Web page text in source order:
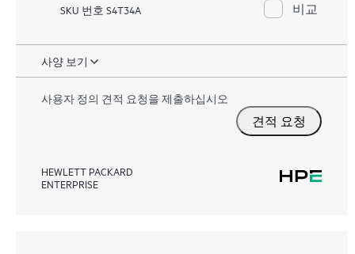
SKU 번호 S4T34A 비교
사양 보기
사용자 정의 견적 요청을 제출하십시오
견적 요청
HEWLETT PACKARD
ENTERPRISE